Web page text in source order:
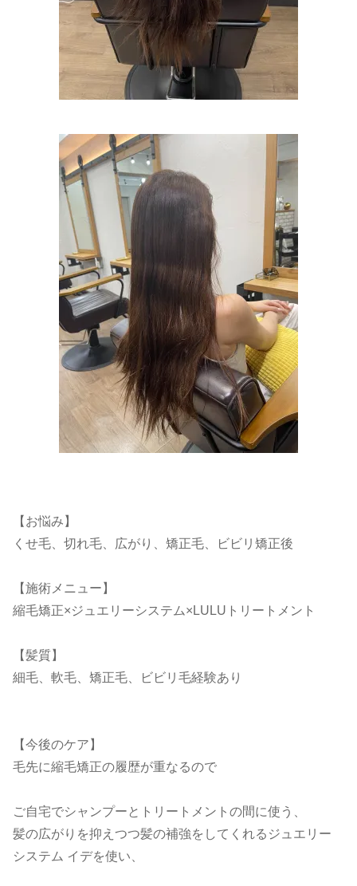
【お悩み】
くせ毛、切れ毛、広がり、矯正毛、ビビリ矯正後
【施術メニュー】
縮毛矯正×ジュエリーシステム×LULUトリートメント
【髪質】
細毛、軟毛、矯正毛、ビビリ毛経験あり
【今後のケア】
毛先に縮毛矯正の履歴が重なるので
ご自宅でシャンプーとトリートメントの間に使う、
髪の広がりを抑えつつ髪の補強をしてくれるジュエリー
システム イデを使い、